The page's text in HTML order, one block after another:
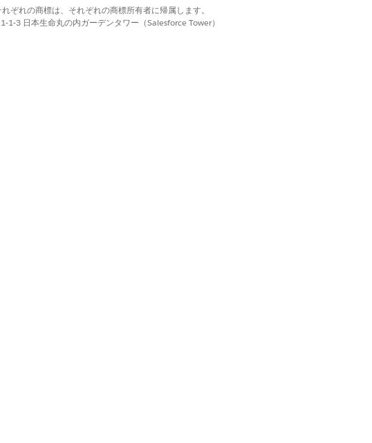
れの商標は、それぞれの商標所有者に帰属します。
3 日本生命丸の内ガーデンタワー（Salesforce Tower）